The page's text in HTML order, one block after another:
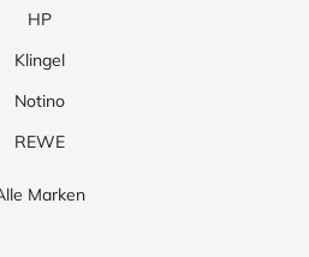
HP
Klingel
Notino
REWE
Marken